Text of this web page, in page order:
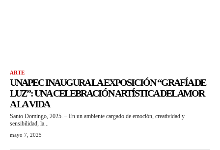
ARTE
UNAPEC INAUGURA LA EXPOSICIÓN “GRAFÍA DE
LUZ”: UNA CELEBRACIÓN ARTÍSTICA DEL AMOR
A LA VIDA
Santo Domingo, 2025. – En un ambiente cargado de emoción, creatividad y
sensibilidad, la...
mayo 7, 2025